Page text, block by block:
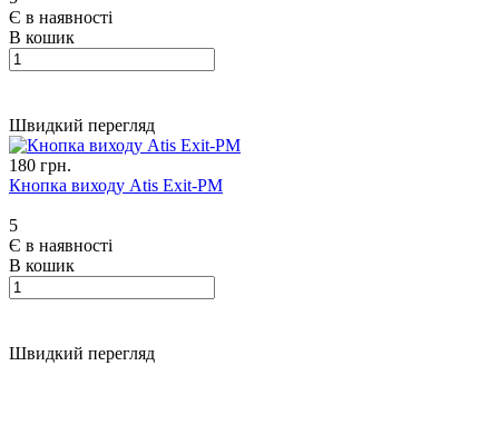
Є в наявності
В кошик
Швидкий перегляд
180 грн.
Кнопка виходу Atis Exit-PM
5
Є в наявності
В кошик
Швидкий перегляд